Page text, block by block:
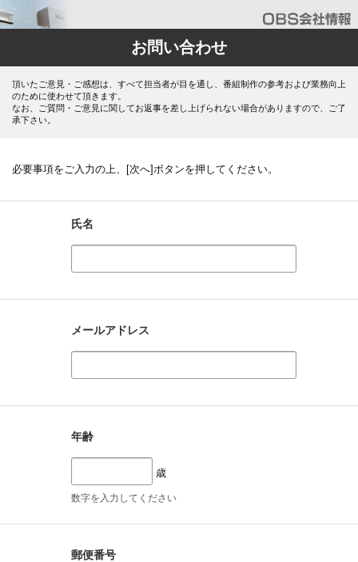
お問い合わせ
頂いたご意見・ご感想は、すべて担当者が目を通し、番組制作の参考および業務向上
のために使わせて頂きます。
なお、ご質問・ご意見に関してお返事を差し上げられない場合がありますので、ご了
承下さい。
必要事項をご入力の上、[次へ]ボタンを押してください。
氏名
メールアドレス
年齢
歳
数字を入力してください
郵便番号